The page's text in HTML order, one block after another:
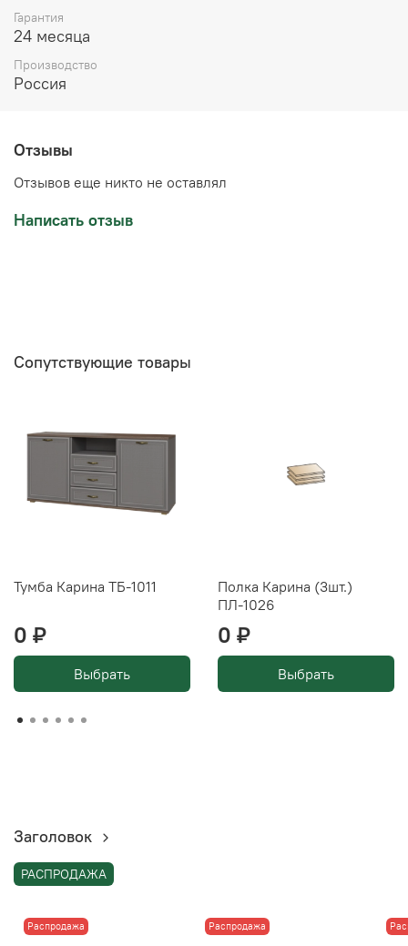
Гарантия
24 месяца
Производство
Россия
Отзывы
Отзывов еще никто не оставлял
Написать отзыв
Сопутствующие товары
Тумба Карина ТБ-1011
0 ₽
Выбрать
Полка Карина (3шт.)
ПЛ-1026
0 ₽
Выбрать
Заголовок
РАСПРОДАЖА
Распродажа Распродажа